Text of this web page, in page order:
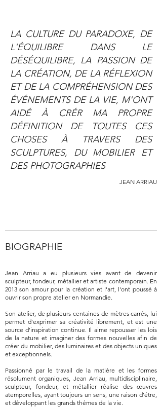
LA CULTURE DU PARADOXE, DE
L'ÉQUILIBRE DANS LE
DÉSÉQUILIBRE, LA PASSION DE
LA CRÉATION, DE LA RÉFLEXION
ET DE LA COMPRÉHENSION DES
ÉVÉNEMENTS DE LA VIE, M'ONT
AIDÉ À CRÉR MA PROPRE
DÉFINITION DE TOUTES CES
CHOSES À TRAVERS DES
SCULPTURES, DU MOBILIER ET
DES PHOTOGRAPHIES
JEAN ARRIAU
BIOGRAPHIE
Jean Arriau a eu plusieurs vies avant de devenir
sculpteur, fondeur, métallier et artiste contemporain. En
2013 son amour pour la création et l'art, l'ont poussé à
ouvrir son propre atelier en Normandie.
Son atelier, de plusieurs centaines de mètres carrés, lui
permet d'exprimer sa créativité librement, et est une
source d'inspiration continue. Il aime repousser les lois
de la nature et imaginer des formes nouvelles afin de
créer du mobilier, des luminaires et des objects uniques
et exceptionnels.
Passionné par le travail de la matière et les formes
résolument organiques, Jean Arriau, multidisciplinaire,
sculpteur, fondeur, et métallier réalise des œuvres
atemporelles, ayant toujours un sens, une raison d'étre,
et développant les grands thémes de la vie.